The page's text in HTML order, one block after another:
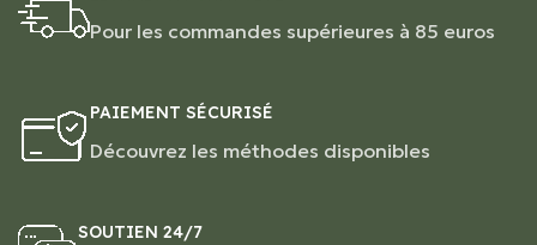
Pour les commandes supérieures à 85 euros
PAIEMENT SÉCURISÉ
Découvrez les méthodes disponibles
SOUTIEN 24/7